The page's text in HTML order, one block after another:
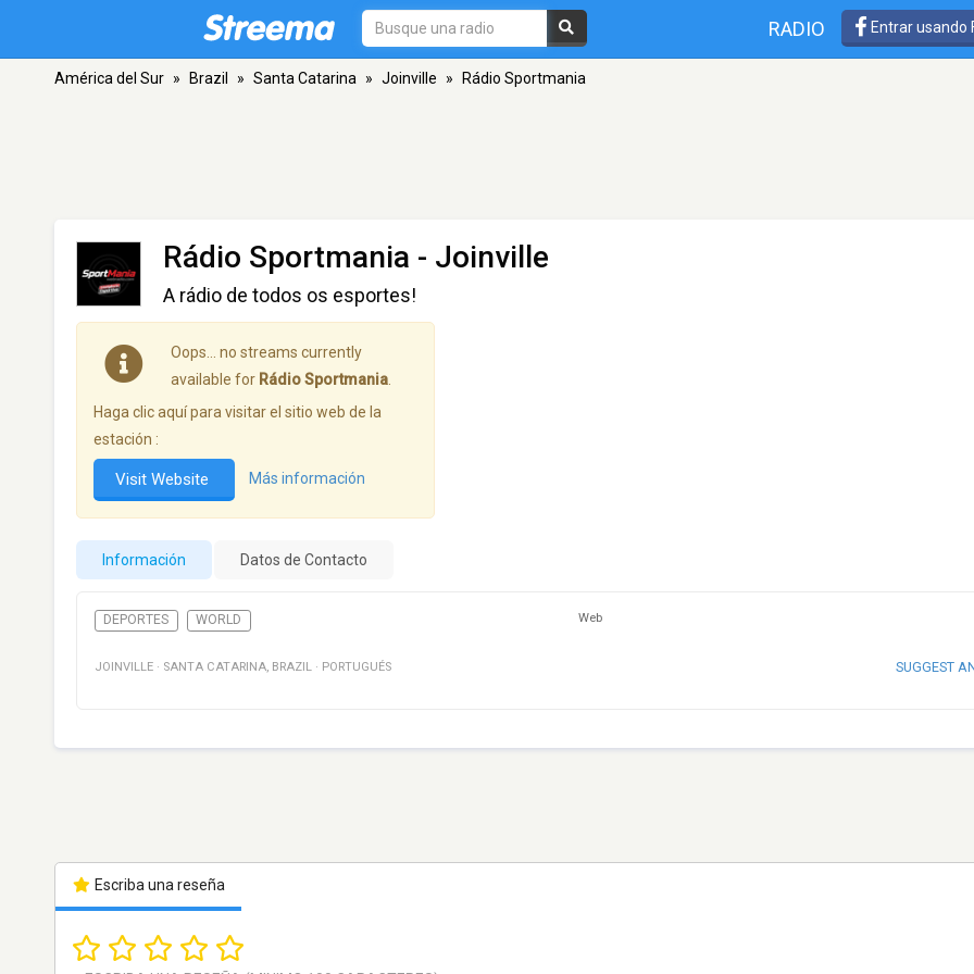
RADIO Entrar usando
América del Sur » Brazil » Santa Catarina » Joinville » Rádio Sportmania
Rádio Sportmania - Joinville
A rádio de todos os esportes!
Oops… no streams currently
available for Rádio Sportmania
Haga clic aquí para visitar el sitio web de la
estación :
Visit Website Más información
Información Datos de Contacto
DEPORTES WORLD Web
JOINVILLE · SANTA CATARINA, BRAZIL · PORTUGUÉS SUGGEST
Escriba una reseña